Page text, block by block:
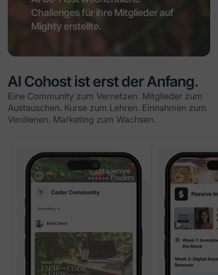
Challenges für ihre Mitglieder auf
Mighty erstellte.
AI Cohost ist erst der Anfang.
Eine Community zum Vernetzen. Mitglieder zum
Austauschen. Kurse zum Lehren. Einnahmen zum
Verdienen. Marketing zum Wachsen.